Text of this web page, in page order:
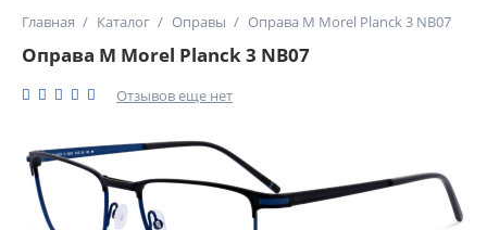
Главная Каталог Оправы Оправа M Morel Planck 3 NB07
Оправа M Morel Planck 3 NB07
Отзывов еще нет